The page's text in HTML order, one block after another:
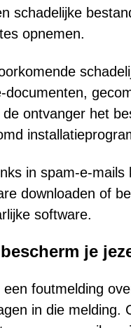
schadelijke
opnemen.
documenten,
de ontvanger het
in spam-e-
downloaden of
software.
je
een foutmelding
in die melding.